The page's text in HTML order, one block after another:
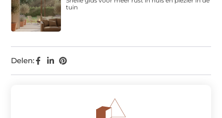
Delen:
tuin